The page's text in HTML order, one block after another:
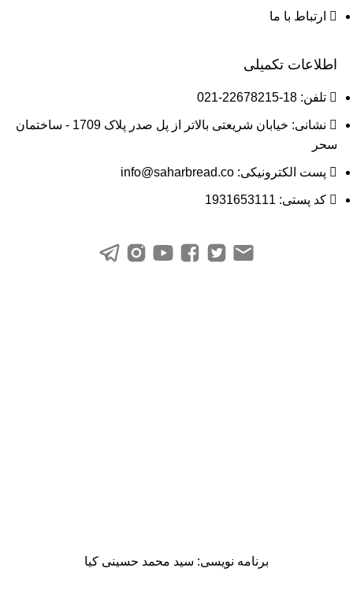
ارتباط با ما
اطلاعات تکمیلی
تلفن: 18-22678215-021
نشانی: خیابان شریعتی بالاتر از پل صدر پلاک 1709 - ساختمان
سحر
پست الکترونیکی: info@saharbread.co
کد پستی: 1931653111
برنامه نویسی: سید محمد حسینی کیا